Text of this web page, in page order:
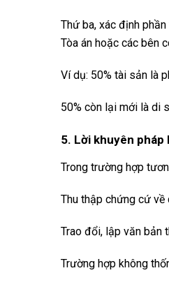
Thứ ba, xác định
Tòa án hoặc các bên
Ví dụ: 50% tài sản là
50% còn lại mới là di
5. Lời khuyên pháp
Trong trường hợp
Thu thập chứng cứ
Trao đổi, lập văn bản
Trường hợp không